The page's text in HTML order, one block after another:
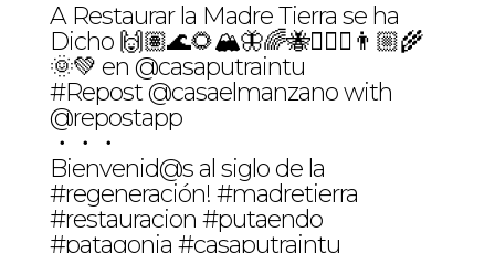
A Restaurar la Madre Tierra se ha
Dicho 🙌🏽🌊🌻🏔🦋🌈🐝🧘🏻‍♀️👨🏼‍🌾
🌞💚 en @casaputraintu
#Repost @casaelmanzano with
@repostapp
・・・
Bienvenid@s al siglo de la
#regeneración! #madretierra
#restauracion #putaendo
#patagonia #casaputraintu